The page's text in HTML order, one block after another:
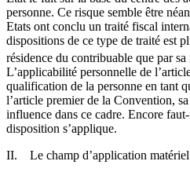
personne. Ce risque semble être
Etats ont conclu un traité fiscal
dispositions de ce type de traité est
résidence du contribuable que par
L’applicabilité personnelle de
qualification de la personne en tant
l’article premier de la Convention,
influence dans ce cadre. Encore
disposition s’applique.
II. Le champ d’application matériel